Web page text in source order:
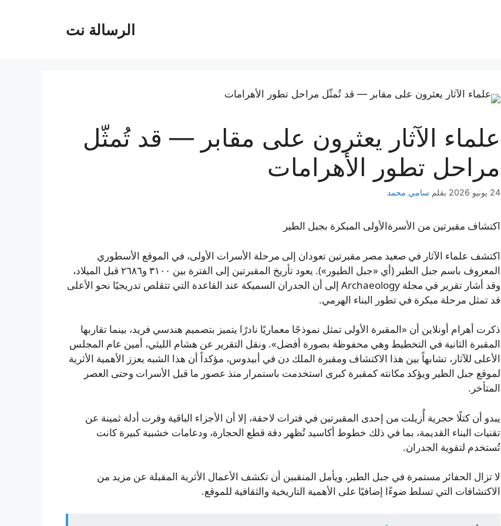
الرسالة نت
علماء الآثار يعثرون على مقابر — قد تُمثّل
مراحل تطور الأهرامات
24 يونيو 2026 بقلم سامي محمد
اكتشاف مقبرتين من الأسرةالأولى المبكرة بجبل الطير
اكتشف علماء الآثار في صعيد مصر مقبرتين تعودان إلى مرحلة الأسرات الأولى، في الموقع الأسطوري
المعروف باسم جبل الطير (أي «جبل الطيور»). يعود تأريخ المقبرتين إلى الفترة بين ٣١٠٠ و٢٦٨٦ قبل الميلاد،
وقد أشار تقرير في مجلة Archaeology إلى أن الجدران السميكة عند القاعدة التي تتقلص تدريجيًا نحو الأعلى
قد تمثل مرحلة مبكرة في تطور البناء الهرمي.
ذكرت أهرام أونلاين أن «المقبرة الأولى تمثل نموذجًا معماريًا نادرًا يتميز بتصميم هندسي فريد، بينما تقاربها
المقبرة الثانية في التخطيط وهي محفوظة بصورة أفضل». ونقل التقرير عن هشام الليثي، أمين عام المجلس
الأعلى للآثار، تشابهاً بين هذا الاكتشاف ومقبرة الملك دن في أبيدوس، مؤكداً أن هذا الشبه يعزز الأهمية الأثرية
لموقع جبل الطير ويؤكد مكانته كمقبرة كبرى استخدمت باستمرار منذ عصور ما قبل الأسرات وحتى العصر
المتأخر.
يبدو أن كتلًا حجرية أُزيلت من إحدى المقبرتين في فترات لاحقة، إلا أن الأجزاء الباقية وفرت أدلة ثمينة عن
تقنيات البناء القديمة، بما في ذلك خطوط أكاسيد تُظهر دقة قطع الحجارة، ودعامات خشبية كبيرة كانت
تُستخدم لتقوية الجدران.
لا تزال الحفائر مستمرة في جبل الطير، ويأمل المنقببن أن تكشف الأعمال الأثرية المقبلة عن مزيد من
الاكتشافات التي تسلط ضوءًا إضافيًا على الأهمية التاريخية والثقافية للموقع.